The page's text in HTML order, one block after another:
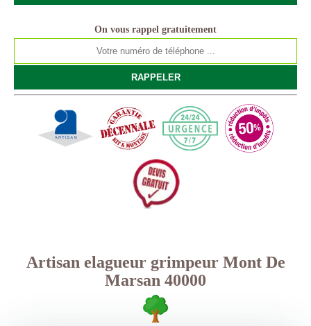
On vous rappel gratuitement
Artisan elagueur grimpeur Mont De
Marsan 40000